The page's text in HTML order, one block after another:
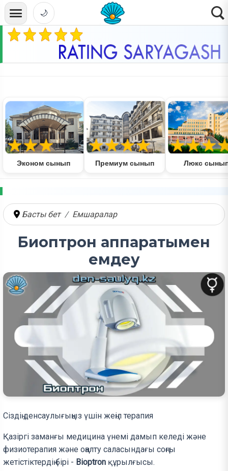
Эконом сынып Премиум сынып Люкс
Басты бет Емшаралар
Биоптрон аппаратымен
емдеу
Сіздің денсаулығыңыз үшін жеңіл терапия
Қазіргі заманғы медицина үнемі дамып келеді және
физиотерапия және оңалту саласындағы соңғы
жетістіктердің бірі - Bioptron құрылғысы.
🌙